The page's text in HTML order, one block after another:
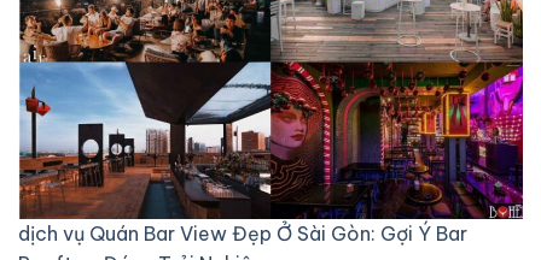
dịch vụ Quán Bar View Đẹp Ở Sài Gòn: Gợi Ý Bar